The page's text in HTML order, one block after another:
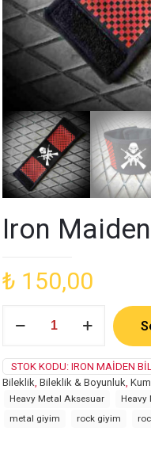
Iron Maiden
₺ 150,00
Maiden
STOK KODU: IRON MAIDEN
Bileklik, Bileklik & Boyunluk,
Heavy Metal Aksesuar Heavy
metal giyim
rock giyim